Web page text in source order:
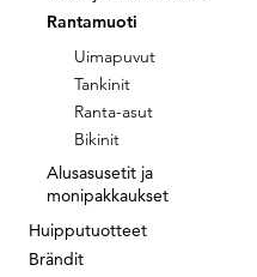
Rantamuoti
Uimapuvut
Tankinit
Ranta-asut
Bikinit
Alusasusetit ja
monipakkaukset
Huipputuotteet
Brändit